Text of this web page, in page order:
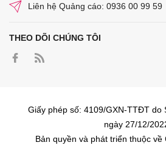
Liên hệ Quảng cáo: 0936 00 99 59
THEO DÕI CHÚNG TÔI
Giấy phép số: 4109/GXN-TTĐT do
ngày 27/12/
Bản quyền và phát triển thuộc về